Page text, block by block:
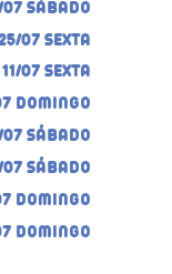
SÁBADO
07 SEXTA
11/07 SEXTA
DOMINGO
SÁBADO
07 SÁBADO
DOMINGO
DOMINGO